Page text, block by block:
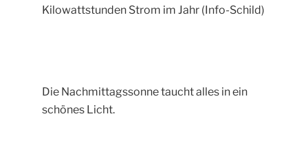
Kilowattstunden Strom im Jahr (Info-Schild)
Die Nachmittagssonne taucht alles in ein
schönes Licht.